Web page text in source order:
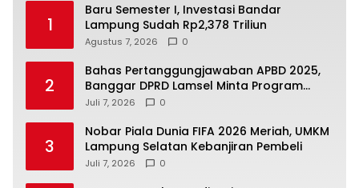
1
Baru Semester I, Investasi Bandar
Lampung Sudah Rp2,378 Triliun
Agustus 7, 2026 0
2
Bahas Pertanggungjawaban APBD 2025,
Banggar DPRD Lamsel Minta Program
UMKM Lebih Tepat Sasaran
Juli 7, 2026 0
3
Nobar Piala Dunia FIFA 2026 Meriah, UMKM
Lampung Selatan Kebanjiran Pembeli
Juli 7, 2026 0